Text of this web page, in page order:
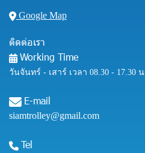
Google Map
ติดต่อเรา
Working Time
วันจันทร์ - เสาร์ เวลา 08.30 - 17.30 น.
E-mail
siamtrolley@gmail.com
Tel